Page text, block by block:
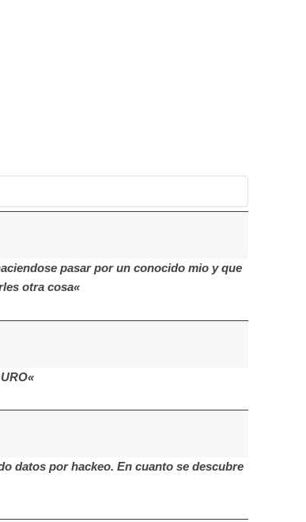
pasar por un conocido mio y que
otra cosa«
datos por hackeo. En cuanto se descubre